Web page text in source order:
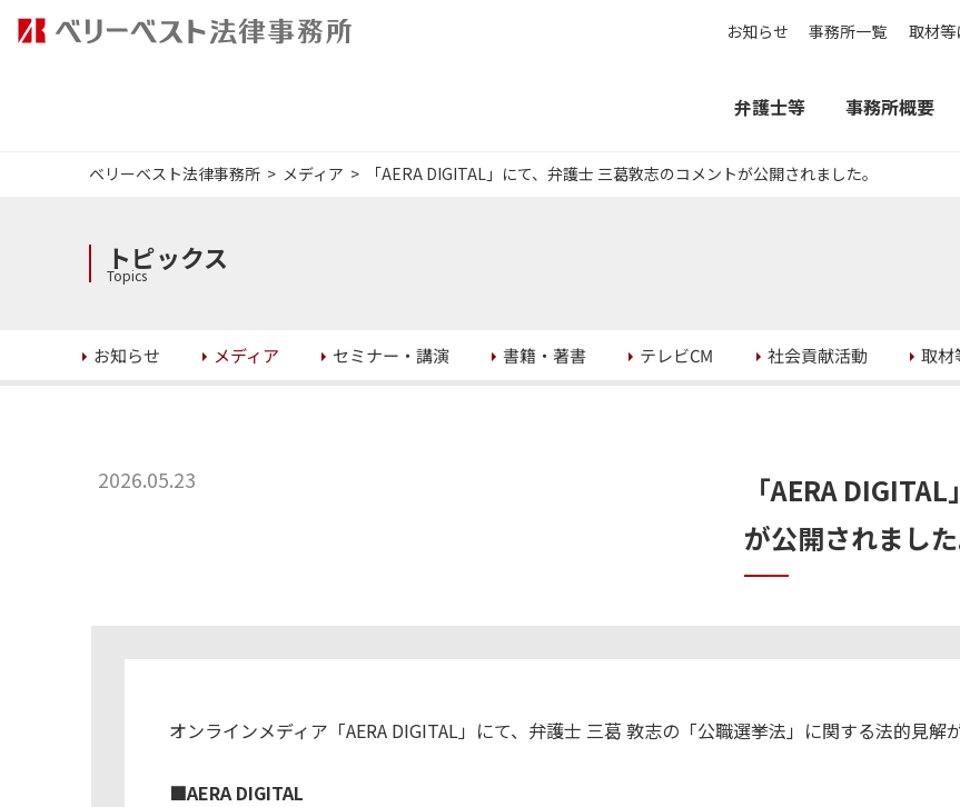
お知らせ 事務所一覧 取材等
弁護士等 事務所概要
ベリーベスト法律事務所 メディア 「AERA DIGITAL」にて、弁護士 三葛敦志のコメントが公開されました。
トピックス
Topics
お知らせ メディア セミナー・講演 書籍・著書 テレビCM 社会貢献活動 取材
2026.05.23
「AERA
が公開されました
オンラインメディア「AERA DIGITAL」にて、弁護士 三葛 敦志の「公職選挙法」に関する法的見解
■AERA DIGITAL